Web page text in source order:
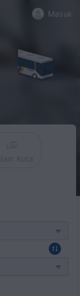
Masuk